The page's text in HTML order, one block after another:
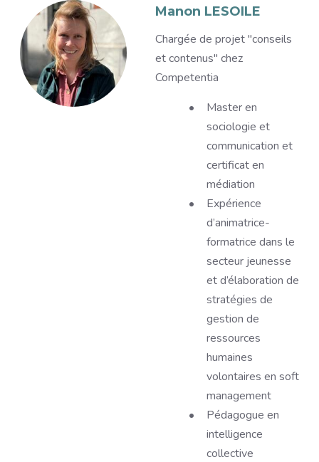
Accompagnants
Image
Manon LESOILE
Description
Chargée de projet "conseils
et contenus" chez
Competentia
Master en
sociologie et
communication et
certificat en
médiation
Expérience
d’animatrice-
formatrice dans le
secteur jeunesse
et d’élaboration de
stratégies de
gestion de
ressources
humaines
volontaires en soft
management
Pédagogue en
intelligence
collective